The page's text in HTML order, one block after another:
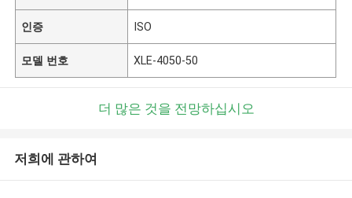
인증 ISO
모델 번호 XLE-4050-50
더 많은 것을 전망하십시오
저희에 관하여